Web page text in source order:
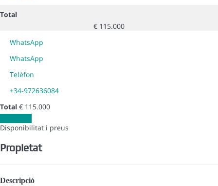
Total
€ 115.000
WhatsApp
WhatsApp
Telèfon
+34-972636084
Total € 115.000
Disponibilitat i preus
Propietat
Descripció